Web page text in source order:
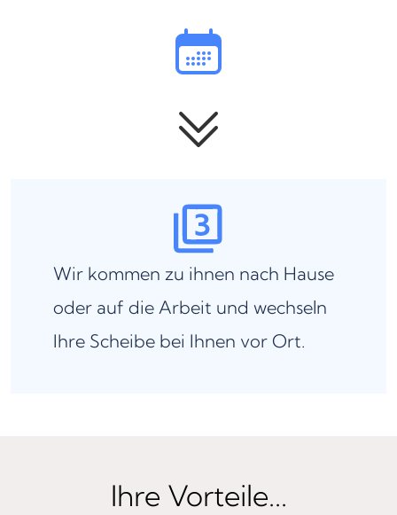
Wir kommen zu ihnen nach Hause
oder auf die Arbeit und wechseln
Ihre Scheibe bei Ihnen vor Ort.
Ihre Vorteile...